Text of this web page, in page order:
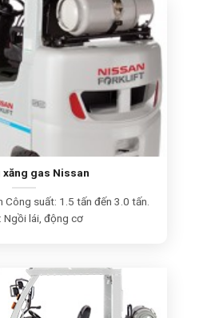
xăng gas Nissan
Công suất: 1.5 tấn đến 3.0 tấn.
Ngồi lái, động cơ